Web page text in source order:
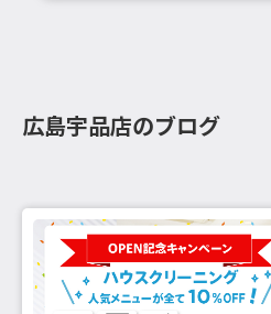
広島宇品店のブログ